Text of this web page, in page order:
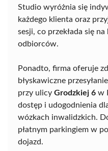
Studio wyróżnia się
każdego klienta oraz
sesji, co przekłada się
odbiorców.
Ponadto, firma oferuje
błyskawiczne
przy ulicy Grodzkiej 6 w
dostęp i udogodnienia
wózkach inwalidzkich.
płatnym parkingiem w
dojazd.